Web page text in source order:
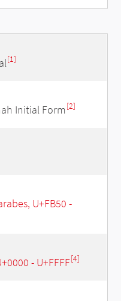
[1]
Initial Form [2]
U+FB50 -
- U+FFFF[4]